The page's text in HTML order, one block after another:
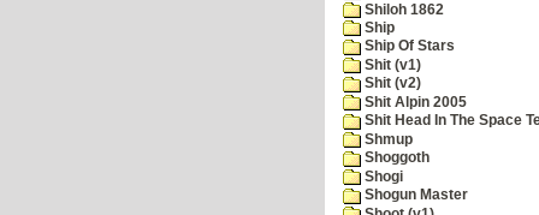
Shiloh 1862
Ship
Ship Of Stars
Shit (v1)
Shit (v2)
Shit Alpin 2005
Shit Head In The Space
Shmup
Shoggoth
Shogi
Shogun Master